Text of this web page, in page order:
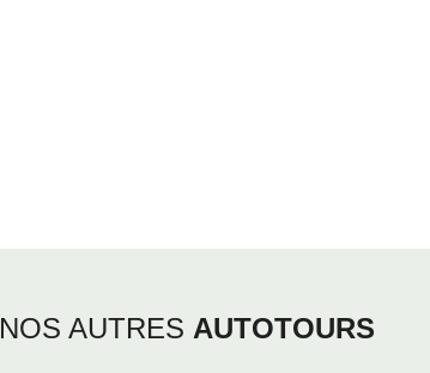
NOS AUTRES AUTOTOURS